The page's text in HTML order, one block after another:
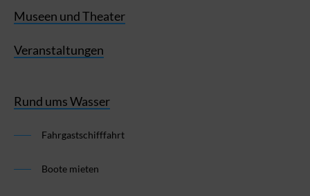
Museen und Theater
Veranstaltungen
Rund ums Wasser
Fahrgastschifffahrt
Boote mieten